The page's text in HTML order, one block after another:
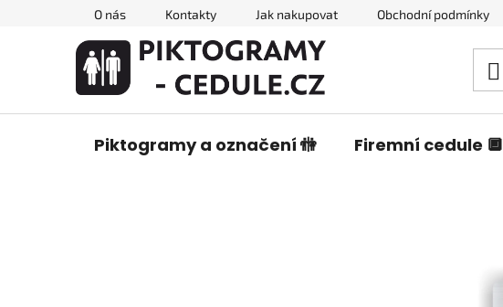
O nás Kontakty Jak nakupovat Obchodní podmínky
Piktogramy a označení 🚻 Firemní cedule 🔲